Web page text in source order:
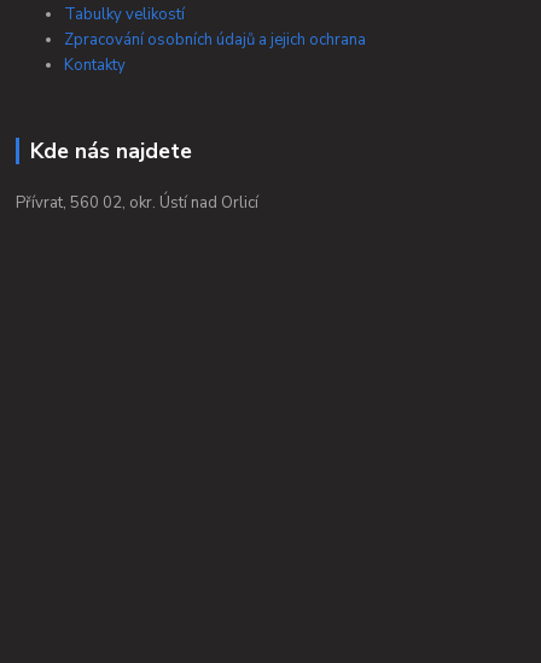
Tabulky velikostí
Zpracování osobních údajů a jejich ochrana
Kontakty
Kde nás najdete
Přívrat, 560 02, okr. Ústí nad Orlicí